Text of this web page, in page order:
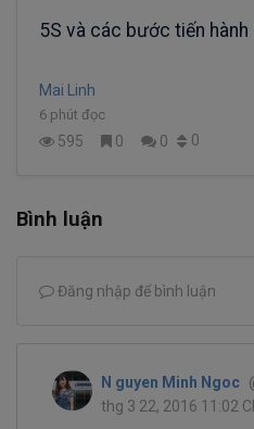
5S và các bước tiến
Mai Linh
6 phút đọc
595 0 0 0
Bình luận
Đăng nhập để bình luận
N guyen Minh Ngoc
thg 3 22, 2016 11:02